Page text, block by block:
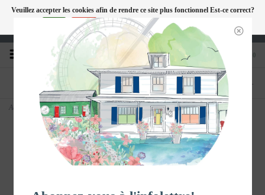
FC
Heures d'ouverture : Disponible sur Google
0
TÉLÉPHONE
418-240-6181
BOUTIQUE
1603, chemin des Coudriers, L'Isle-aux-
Coudres
Accueil Eau de fleurs - MELILOT BLANC 60ml
Veuillez accepter les cookies afin de rendre ce site plus fonctionnel Est-ce correct?
Non En savoir plus sur les témoins (cookies) »